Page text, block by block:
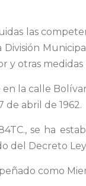
las
y otras
la calle
de abril de 1962.
se ha
del Decreto
como